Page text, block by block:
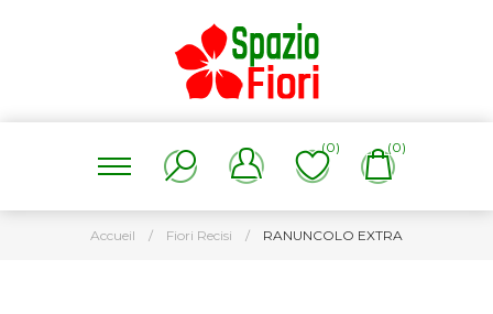
(0) (0)
Accueil / Fiori Recisi / RANUNCOLO EXTRA